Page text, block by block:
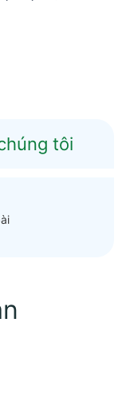
tôi